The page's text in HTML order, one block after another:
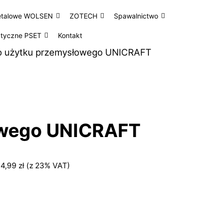
WOLSEN ZOTECH Spawalnictwo
PSET Kontakt
przemysłowego UNICRAFT
UNICRAFT
zł (z 23% VAT)